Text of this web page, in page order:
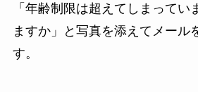
「年齢制限は超えてしまってい
ますか」と写真を添えてメール
す。